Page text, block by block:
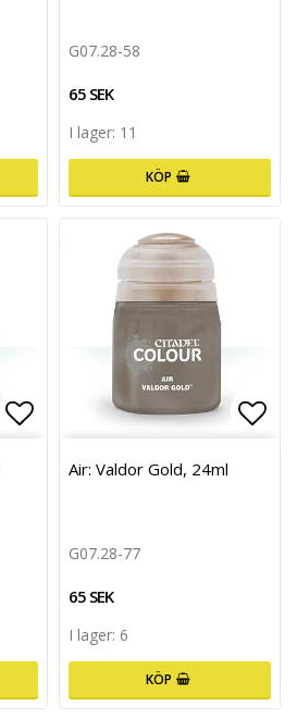
G07.28-58
65 SEK
I lager: 11
KÖP
Lägg till i favoritlistan
Air: Valdor Gold, 24ml
G07.28-77
65 SEK
I lager: 6
KÖP